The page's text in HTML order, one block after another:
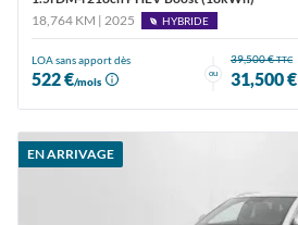
18,764 KM | 2025
HYBRIDE
LOA sans apport dès
522 €/mois
ou
39,500 €TTC
31,500 €
EN ARRIVAGE